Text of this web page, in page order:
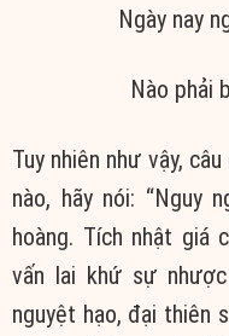
Ngày nay
Nào phải
Tuy nhiên như vậy,
nào, hãy nói: “Nguy
hoàng. Tích nhật giá
vấn lai khứ sự
nguyệt hạo, đại thiên